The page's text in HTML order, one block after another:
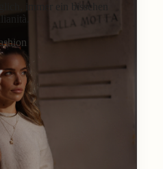
immer ein bisschen